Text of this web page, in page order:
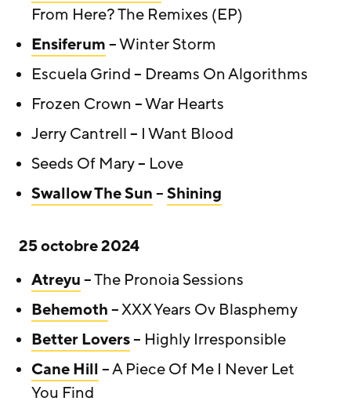
From Here? The Remixes (EP)
Ensiferum– Winter Storm
Escuela Grind – Dreams On Algorithms
Frozen Crown – War Hearts
Jerry Cantrell – I Want Blood
Seeds Of Mary – Love
Swallow The Sun–Shining
25 octobre 2024
Atreyu– The Pronoia Sessions
Behemoth– XXX Years Ov Blasphemy
Better Lovers– Highly Irresponsible
Cane Hill – A Piece Of Me I Never Let
You Find